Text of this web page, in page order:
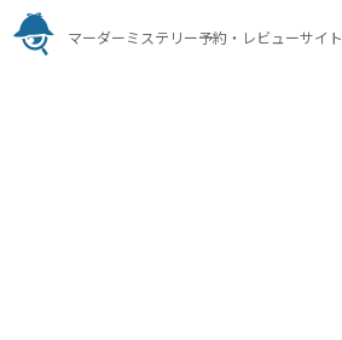
マーダーミステリー予約・レビューサイト